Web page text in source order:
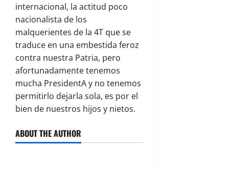
internacional, la actitud poco
nacionalista de los
malquerientes de la 4T que se
traduce en una embestida feroz
contra nuestra Patria, pero
afortunadamente tenemos
mucha PresidentA y no tenemos
permitirlo dejarla sola, es por el
bien de nuestros hijos y nietos.
ABOUT THE AUTHOR